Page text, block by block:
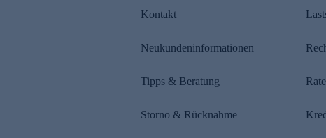
Kontakt
Neukundeninformationen
Tipps & Beratung
Storno & Rücknahme